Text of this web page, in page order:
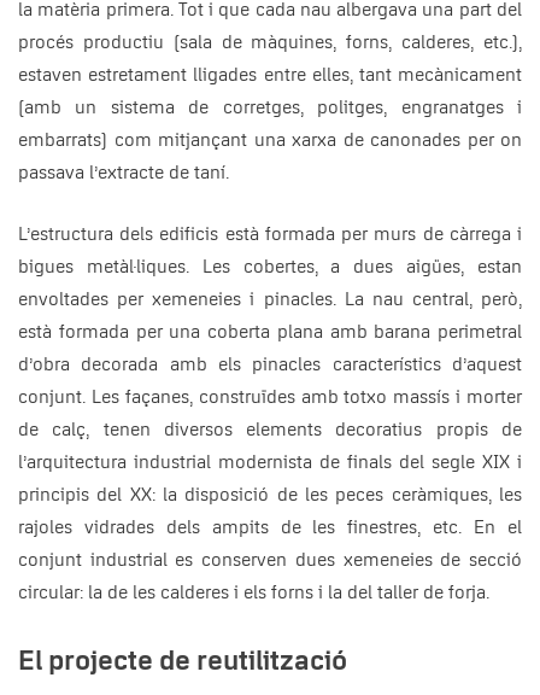
la matèria primera. Tot i que cada nau albergava una part del
procés productiu (sala de màquines, forns, calderes, etc.),
estaven estretament lligades entre elles, tant mecànicament
(amb un sistema de corretges, politges, engranatges i
embarrats) com mitjançant una xarxa de canonades per on
passava l’extracte de taní.
L’estructura dels edificis està formada per murs de càrrega i
bigues metàl·liques. Les cobertes, a dues aigües, estan
envoltades per xemeneies i pinacles. La nau central, però,
està formada per una coberta plana amb barana perimetral
d’obra decorada amb els pinacles característics d’aquest
conjunt. Les façanes, construïdes amb totxo massís i morter
de calç, tenen diversos elements decoratius propis de
l’arquitectura industrial modernista de finals del segle XIX i
principis del XX: la disposició de les peces ceràmiques, les
rajoles vidrades dels ampits de les finestres, etc. En el
conjunt industrial es conserven dues xemeneies de secció
circular: la de les calderes i els forns i la del taller de forja.
El projecte de reutilització